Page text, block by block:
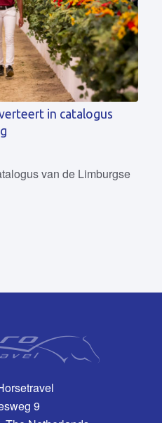
in catalogus
van de Limburgse
9